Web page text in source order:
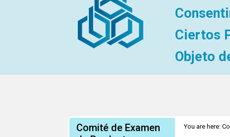
Ciertos
Objeto
Comité de Examen
You are here: